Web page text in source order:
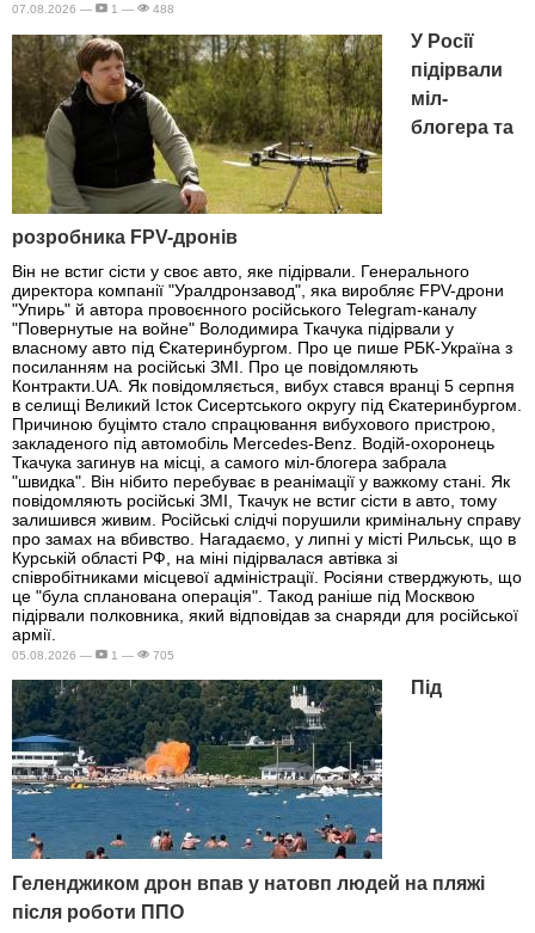
07.08.2026 — 1 — 488
У Росії
підірвали
міл-
блогера та
розробника FPV-дронів
Він не встиг сісти у своє авто, яке підірвали. Генерального
директора компанії "Уралдронзавод", яка виробляє FPV-дрони
"Упирь" й автора провоєнного російського Telegram-каналу
"Повернутые на войне" Володимира Ткачука підірвали у
власному авто під Єкатеринбургом. Про це пише РБК-Україна з
посиланням на російські ЗМІ. Про це повідомляють
Контракти.UA. Як повідомляється, вибух стався вранці 5 серпня
в селищі Великий Істок Сисертського округу під Єкатеринбургом.
Причиною буцімто стало спрацювання вибухового пристрою,
закладеного під автомобіль Mercedes-Benz. Водій-охоронець
Ткачука загинув на місці, а самого міл-блогера забрала
"швидка". Він нібито перебуває в реанімації у важкому стані. Як
повідомляють російські ЗМІ, Ткачук не встиг сісти в авто, тому
залишився живим. Російські слідчі порушили кримінальну справу
про замах на вбивство. Нагадаємо, у липні у місті Рильськ, що в
Курській області РФ, на міні підірвалася автівка зі
співробітниками місцевої адміністрації. Росіяни стверджують, що
це "була спланована операція". Такод раніше під Москвою
підірвали полковника, який відповідав за снаряди для російської
армії.
05.08.2026 — 1 — 705
Під
Геленджиком дрон впав у натовп людей на пляжі
після роботи ППО